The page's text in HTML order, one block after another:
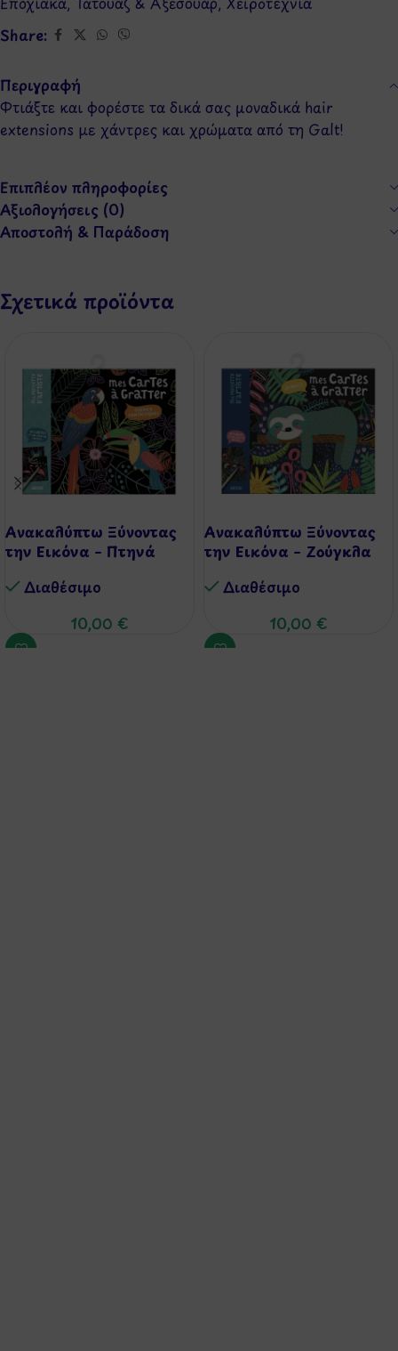
Share:
Περιγραφή
Φτιάξτε και φορέστε τα δικά σας μοναδικά hair
extensions με χάντρες και χρώματα από τη Galt!
Επιπλέον πληροφορίες
Αξιολογήσεις (0)
Αποστολή & Παράδοση
Σχετικά προϊόντα
Ανακαλύπτω Ξύνοντας
την Εικόνα – Πτηνά
Διαθέσιμo
10,00 €
Ανακαλύπτω Ξύνοντας
την Εικόνα – Ζούγκλα
Διαθέσιμo
10,00 €